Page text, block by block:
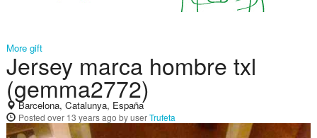
More gift
Jersey marca hombre txl
(gemma2772)
Barcelona, Catalunya, España
Posted over 13 years ago by userTrufeta